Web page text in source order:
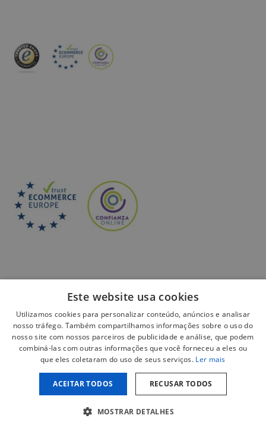
Pagamento seguro:
Aviso legal
Política de privacidade
Este website usa cookies
Utilizamos cookies para personalizar conteúdo, anúncios e analisar
nosso tráfego. Também compartilhamos informações sobre o uso do
nosso site com nossos parceiros de publicidade e análise, que podem
combiná-las com outras informações que você forneceu a eles ou
que eles coletaram do uso de seus serviços. Ler mais
ACEITAR TODOS RECUSAR TODOS
MOSTRAR DETALHES